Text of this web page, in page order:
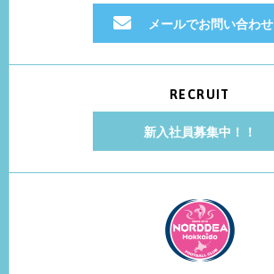
メールでお問い合わせ
RECRUIT
新入社員募集中！！